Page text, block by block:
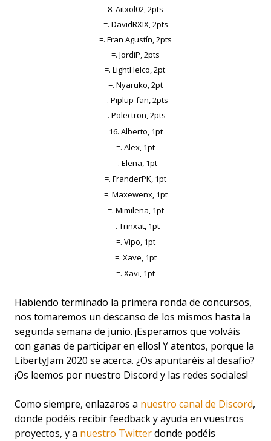
8. Aitxol02, 2pts
=. DavidRXIX, 2pts
=. Fran Agustín, 2pts
=. JordiP, 2pts
=. LightHelco, 2pt
=. Nyaruko, 2pt
=. Piplup-fan, 2pts
=. Polectron, 2pts
16. Alberto, 1pt
=. Alex, 1pt
=. Elena, 1pt
=. FranderPK, 1pt
=. Maxewenx, 1pt
=. Mimilena, 1pt
=. Trinxat, 1pt
=. Vipo, 1pt
=. Xave, 1pt
=. Xavi, 1pt
Habiendo terminado la primera ronda de concursos,
nos tomaremos un descanso de los mismos hasta la
segunda semana de junio. ¡Esperamos que volváis
con ganas de participar en ellos! Y atentos, porque la
LibertyJam 2020 se acerca. ¿Os apuntaréis al desafío?
¡Os leemos por nuestro Discord y las redes sociales!
Como siempre, enlazaros a nuestro canal de Discord,
donde podéis recibir feedback y ayuda en vuestros
proyectos, y a nuestro Twitterdonde podéis